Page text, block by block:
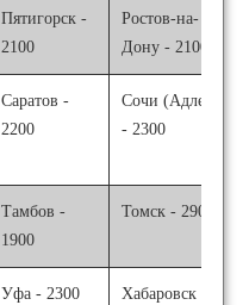
Пятигорск -
2100
Ростов-на-
Дону - 2100
Саратов -
2200
Сочи (Адлер)
- 2300
Тамбов -
1900
Томск - 2900
Уфа - 2300
Хабаровск -